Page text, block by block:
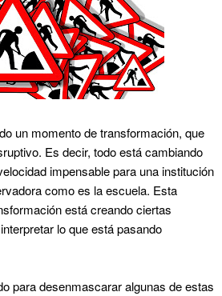
un momento de transformación, que
Es decir, todo está cambiando
impensable para una institución
como es la escuela. Esta
está creando ciertas
lo que está pasando
para desenmascarar algunas de estas